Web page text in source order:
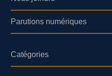
Parutions numériques
Catégories